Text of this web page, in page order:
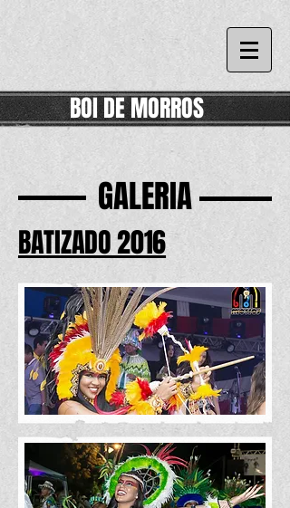
BOI DE MORROS
GALERIA
BATIZADO 2016